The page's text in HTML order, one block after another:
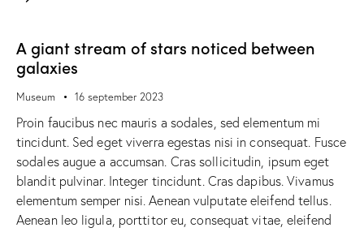
A giant stream of stars noticed between
galaxies
Museum 16 september 2023
Proin faucibus nec mauris a sodales, sed elementum mi
tincidunt. Sed eget viverra egestas nisi in consequat. Fusce
sodales augue a accumsan. Cras sollicitudin, ipsum eget
blandit pulvinar. Integer tincidunt. Cras dapibus. Vivamus
elementum semper nisi. Aenean vulputate eleifend tellus.
Aenean leo ligula, porttitor eu, consequat vitae, eleifend